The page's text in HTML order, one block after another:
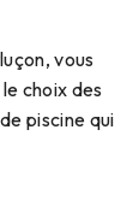
vous
choix des
piscine qui